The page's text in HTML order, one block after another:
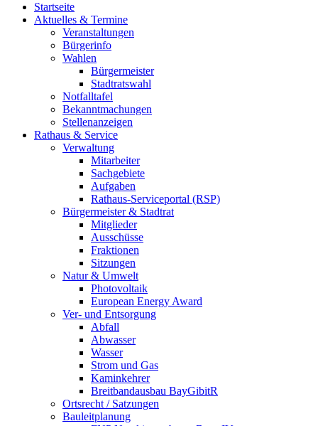
Startseite
Aktuelles & Termine
Veranstaltungen
Bürgerinfo
Wahlen
Bürgermeister
Stadtratswahl
Notfalltafel
Bekanntmachungen
Stellenanzeigen
Rathaus & Service
Verwaltung
Mitarbeiter
Sachgebiete
Aufgaben
Rathaus-Serviceportal (RSP)
Bürgermeister & Stadtrat
Mitglieder
Ausschüsse
Fraktionen
Sitzungen
Natur & Umwelt
Photovoltaik
European Energy Award
Ver- und Entsorgung
Abfall
Abwasser
Wasser
Strom und Gas
Kaminkehrer
Breitbandausbau BayGibitR
Ortsrecht / Satzungen
Bauleitplanung